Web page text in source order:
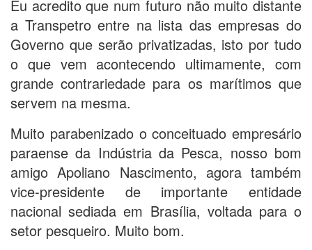
Eu acredito que num futuro não muito distante
a Transpetro entre na lista das empresas do
Governo que serão privatizadas, isto por tudo
o que vem acontecendo ultimamente, com
grande contrariedade para os marítimos que
servem na mesma.
Muito parabenizado o conceituado empresário
paraense da Indústria da Pesca, nosso bom
amigo Apoliano Nascimento, agora também
vice-presidente de importante entidade
nacional sediada em Brasília, voltada para o
setor pesqueiro. Muito bom.